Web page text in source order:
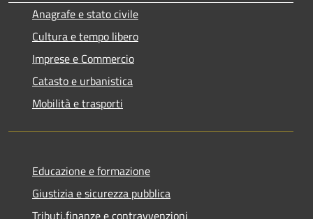
Anagrafe e stato civile
Cultura e tempo libero
Imprese e Commercio
Catasto e urbanistica
Mobilità e trasporti
Educazione e formazione
Giustizia e sicurezza pubblica